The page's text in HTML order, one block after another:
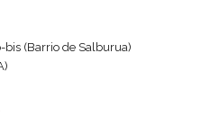
(Barrio de Salburua)